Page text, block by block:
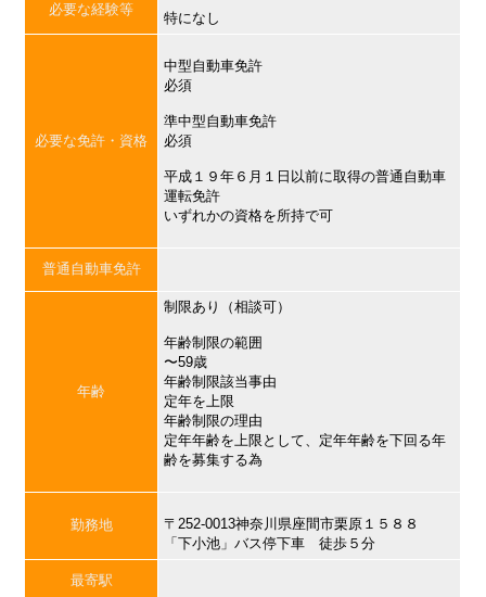
必要な経験等
特になし
必要な免許・資格
中型自動車免許
必須
準中型自動車免許
必須
平成１９年６月１日以前に取得の普通自動車
運転免許
いずれかの資格を所持で可
普通自動車免許
年齢
制限あり（相談可）
年齢制限の範囲
〜59歳
年齢制限該当事由
定年を上限
年齢制限の理由
定年年齢を上限として、定年年齢を下回る年
齢を募集する為
勤務地
〒252-0013神奈川県座間市栗原１５８８
「下小池」バス停下車 徒歩５分
最寄駅